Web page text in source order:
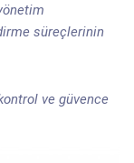
süreçlerinin
ve güvence